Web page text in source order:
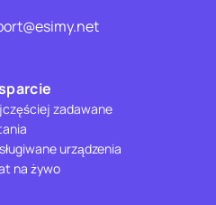
zadawane
urządzenia
na żywo